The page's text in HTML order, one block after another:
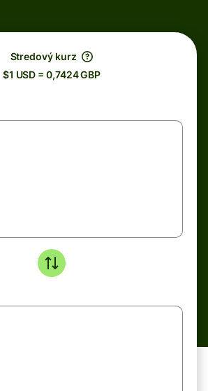
Stredový kurz
$1 USD = 0,7424 GBP